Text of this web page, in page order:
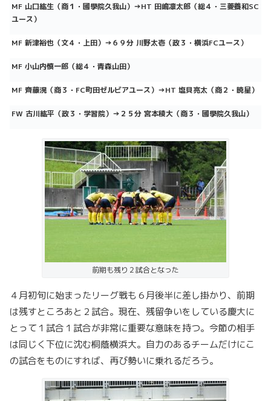
MF 山口紘生（商１・國學院久我山）→HT 田嶋凛太郎（総４・三菱養和SC
ユース）
MF 新津裕也（文４・上田）→６９分 川野太壱（政３・横浜FCユース）
MF 小山内慎一郎（総４・青森山田）
MF 齊藤滉 （商３・FC町田ゼルビアユース） →HT 塩貝亮太（商２・暁星）
FW 古川紘平（政３・学習院）→２５分 宮本稜大（商３・國學院久我山）
前期も残り２試合となった
４月初旬に始まったリーグ戦も６月後半に差し掛かり、前期
は残すところあと２試合。現在、残留争いをしている慶大に
とって１試合１試合が非常に重要な意味を持つ。今節の相手
は同じく下位に沈む桐蔭横浜大。自力のあるチームだけにこ
の試合をものにすれば、再び勢いに乗れるだろう。